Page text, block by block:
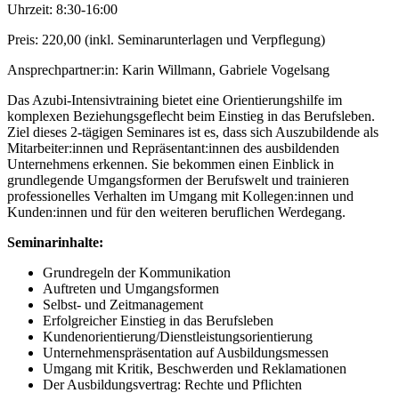
Uhrzeit: 8:30-16:00
Preis: 220,00 (inkl. Seminarunterlagen und Verpflegung)
Ansprechpartner:in: Karin Willmann, Gabriele Vogelsang
Das Azubi-Intensivtraining bietet eine Orientierungshilfe im
komplexen Beziehungsgeflecht beim Einstieg in das Berufsleben.
Ziel dieses 2-tägigen Seminares ist es, dass sich Auszubildende als
Mitarbeiter:innen und Repräsentant:innen des ausbildenden
Unternehmens erkennen. Sie bekommen einen Einblick in
grundlegende Umgangsformen der Berufswelt und trainieren
professionelles Verhalten im Umgang mit Kollegen:innen und
Kunden:innen und für den weiteren beruflichen Werdegang.
Seminarinhalte:
Grundregeln der Kommunikation
Auftreten und Umgangsformen
Selbst- und Zeitmanagement
Erfolgreicher Einstieg in das Berufsleben
Kundenorientierung/Dienstleistungsorientierung
Unternehmenspräsentation auf Ausbildungsmessen
Umgang mit Kritik, Beschwerden und Reklamationen
Der Ausbildungsvertrag: Rechte und Pflichten